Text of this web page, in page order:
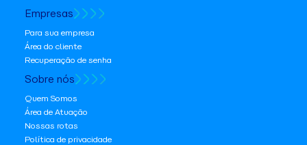
Empresas
Para sua empresa
Área do cliente
Recuperação de senha
Sobre nós
Quem Somos
Área de Atuação
Nossas rotas
Política de privacidade